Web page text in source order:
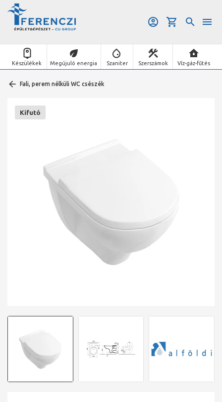
Készülékek Megújuló energia Szaniter Szerszámok Víz-gáz-fűtés
Fali, perem nélküli WC csészék
Kifutó